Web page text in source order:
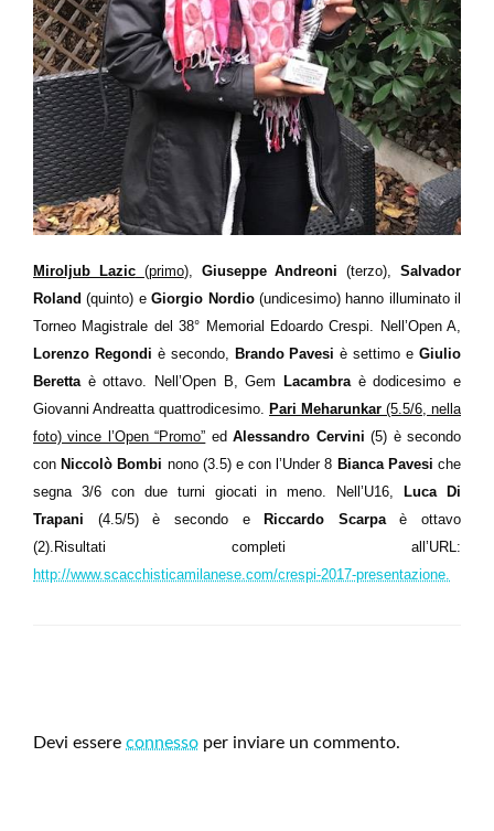
Miroljub Lazic(primo), Giuseppe Andreoni (terzo),Salvador
Roland (quinto) eGiorgio Nordio(undicesimo) hanno illuminato il
Torneo Magistrale del 38° Memorial Edoardo Crespi. Nell’Open A,
Lorenzo Regondi è secondo, Brando Pavesi è settimo eGiulio
Berettaè ottavo. Nell’Open B, Gem Lacambraè dodicesimo e
Giovanni Andreatta quattrodicesimo. Pari Meharunkar (5.5/6, nella
foto) vince l’Open “Promo” edAlessandro Cervini (5) è secondo
con Niccolò Bombi nono (3.5) e con l’Under 8 Bianca Pavesi che
segna 3/6 con due turni giocati in meno. Nell’U16,
Luca Di
Trapani (4.5/5) è secondo eRiccardo Scarpaè ottavo
(2).Risultati completi all’URL:
http://www.scacchisticamilanese.com/crespi-2017-presentazione.
Devi essere connesso per inviare un commento.